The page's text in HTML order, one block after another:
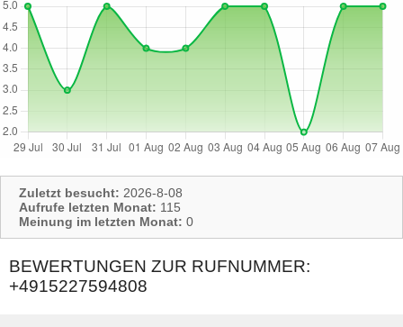
Zuletzt besucht: 2026-8-08
Aufrufe letzten Monat: 115
Meinung im letzten Monat: 0
BEWERTUNGEN ZUR RUFNUMMER:
+4915227594808